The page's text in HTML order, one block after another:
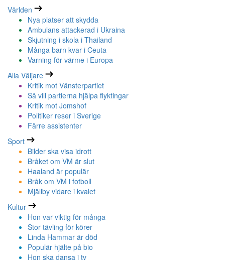
Världen
Nya platser att skydda
Ambulans attackerad i Ukraina
Skjutning i skola i Thailand
Många barn kvar i Ceuta
Varning för värme i Europa
Alla Väljare
Kritik mot Vänsterpartiet
Så vill partierna hjälpa flyktingar
Kritik mot Jomshof
Politiker reser i Sverige
Färre assistenter
Sport
Bilder ska visa idrott
Bråket om VM är slut
Haaland är populär
Bråk om VM i fotboll
Mjällby vidare i kvalet
Kultur
Hon var viktig för många
Stor tävling för körer
Linda Hammar är död
Populär hjälte på bio
Hon ska dansa i tv